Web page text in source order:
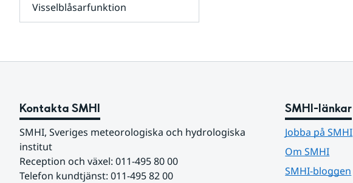
och
för
Visselblåsarfunktion
Kontakta SMHI
SMHI, Sveriges meteorologiska och hydrologiska
institut
Reception och växel: 011-495 80 00
Telefon kundtjänst: 011-495 82 00
SMHI-länkar
Jobba på SMHI
Om SMHI
SMHI-bloggen